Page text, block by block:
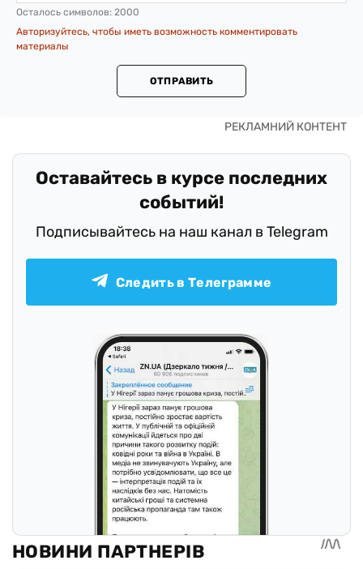
Осталось символов: 2000
Авторизуйтесь, чтобы иметь возможность комментировать
материалы
ОТПРАВИТЬ
Оставайтесь в курсе последних
событий!
Подписывайтесь на наш канал в Telegram
Следить в Телеграмме